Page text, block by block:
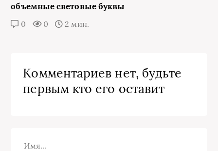
объемные световые буквы
0 0 2 мин.
Комментариев нет, будьте
первым кто его оставит